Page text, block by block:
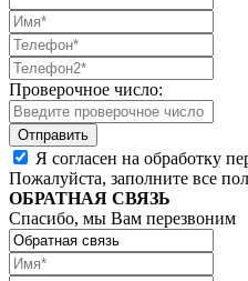
Проверочное число:
Я согласен на обработку
Пожалуйста, заполните все
ОБРАТНАЯ СВЯЗЬ
Спасибо, мы Вам перезвоним